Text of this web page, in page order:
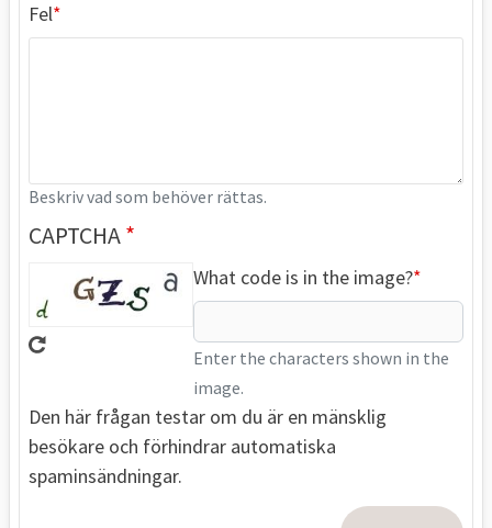
Fel
Beskriv vad som behöver rättas.
CAPTCHA
What code is in the image?
Enter the characters shown in the
image.
Den här frågan testar om du är en mänsklig
besökare och förhindrar automatiska
spaminsändningar.